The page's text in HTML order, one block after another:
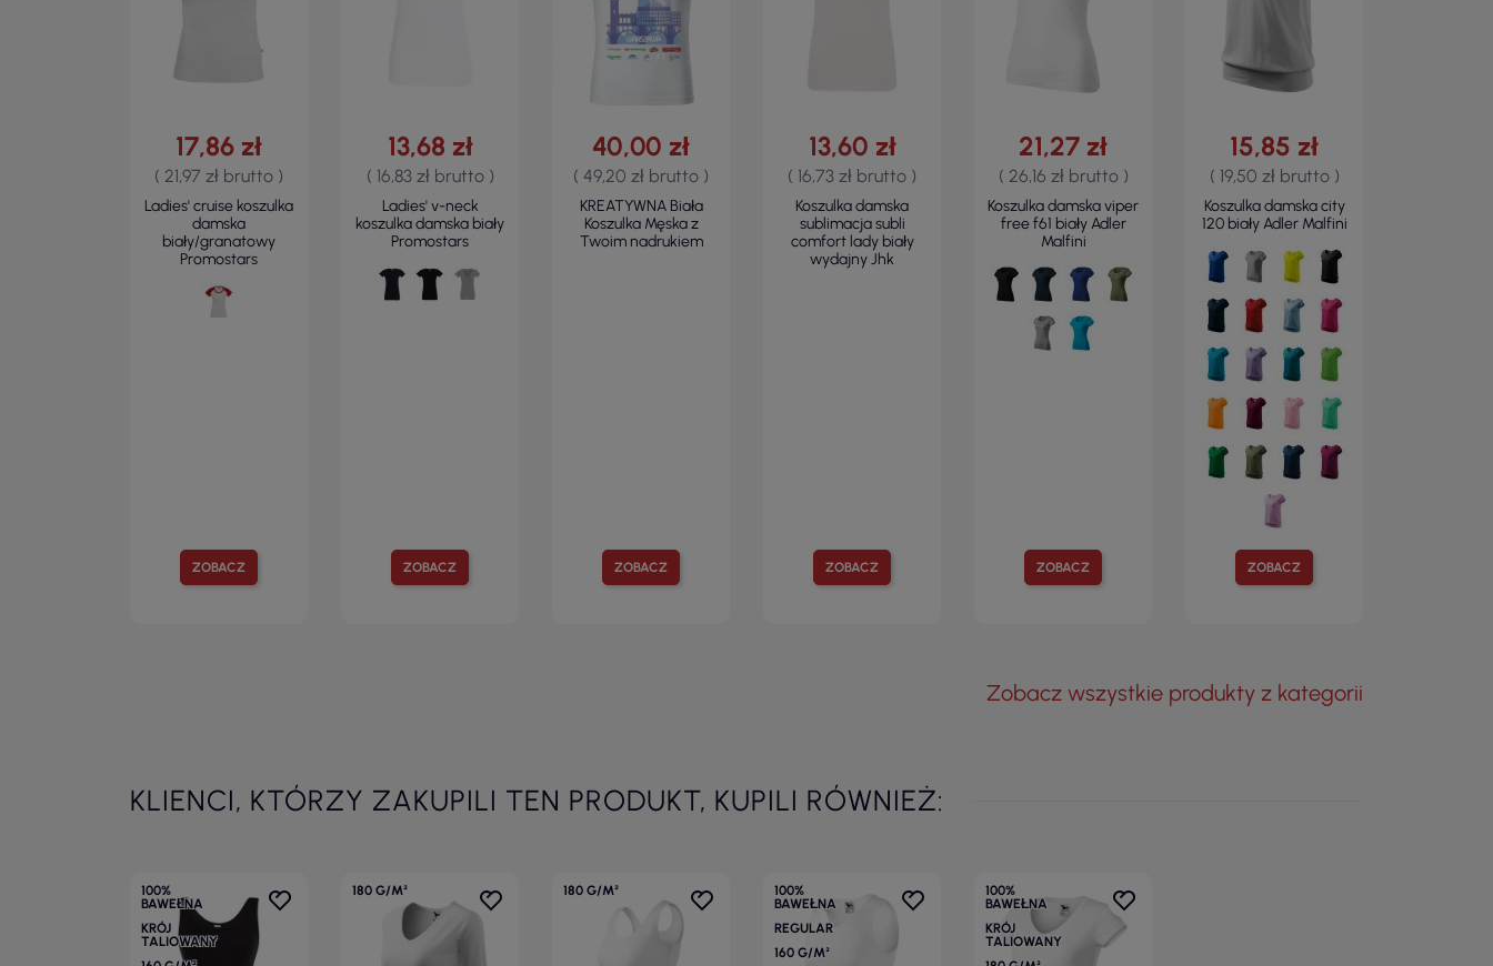
ZOBACZ
17,86 zł
( 21,97 zł brutto )
Ladies' cruise koszulka
damska
biały/granatowy
Promostars
ZOBACZ
13,68 zł
( 16,83 zł brutto )
Ladies' v-neck
koszulka damska biały
Promostars
ZOBACZ
40,00 zł
( 49,20 zł brutto )
KREATYWNA Biała
Koszulka Męska z
Twoim nadrukiem
ZOBACZ
13,60 zł
( 16,73 zł brutto )
Koszulka damska
sublimacja subli
comfort lady biały
wydajny Jhk
ZOBACZ
21,27 zł
( 26,16 zł brutto )
Koszulka damska viper
free f61 biały Adler
Malfini
ZOBACZ
15,85 zł
( 19,50 zł brutto )
Koszulka damska city
120 biały Adler Malfini
Zobacz wszystkie produkty z kategorii
KLIENCI, KTÓRZY ZAKUPILI TEN PRODUKT, KUPILI RÓWNIEŻ:
100%
BAWEŁNA
KRÓJ
TALIOWANY
180 G/M² 180 G/M²
100%
BAWEŁNA
REGULAR
160 G/M²
100%
BAWEŁNA
KRÓJ
TALIOWANY